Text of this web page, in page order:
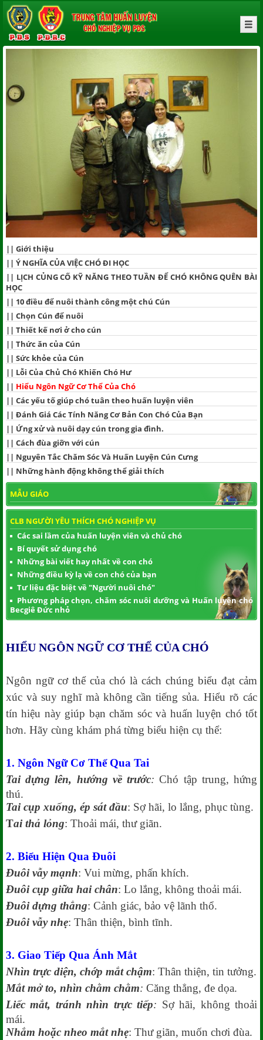
|| Giới thiệu
|| Ý NGHĨA CỦA VIỆC CHÓ ĐI HỌC
|| LỊCH CỦNG CỐ KỸ NĂNG THEO TUẦN ĐỂ CHÓ KHÔNG QUÊN BÀI
HỌC
|| 10 điều để nuôi thành công một chú Cún
|| Chọn Cún để nuôi
|| Thiết kế nơi ở cho cún
|| Thức ăn của Cún
|| Sức khỏe của Cún
|| Lỗi Của Chủ Chó Khiến Chó Hư
|| Hiểu Ngôn Ngữ Cơ Thể Của Chó
|| Các yếu tố giúp chó tuân theo huấn luyện viên
|| Đánh Giá Các Tính Năng Cơ Bản Con Chó Của Bạn
|| Ứng xử và nuôi dạy cún trong gia đình.
|| Cách đùa giỡn với cún
|| Nguyên Tắc Chăm Sóc Và Huấn Luyện Cún Cưng
|| Những hành động không thể giải thích
MẪU GIÁO
CLB NGƯỜI YÊU THÍCH CHÓ NGHIỆP VỤ
Các sai lầm của huấn luyện viên và chủ chó
Bí quyết sử dụng chó
Những bài viết hay nhất về con chó
Những điều kỳ lạ về con chó của bạn
Tư liệu đặc biệt về "Người nuôi chó"
Phương pháp chọn, chăm sóc nuôi dưỡng và Huấn luyện chó
Becgiê Đức nhỏ
HIỂU NGÔN NGỮ CƠ THỂ CỦA CHÓ
Ngôn ngữ cơ thể của chó là cách chúng biểu đạt cảm
xúc và suy nghĩ mà không cần tiếng sủa. Hiểu rõ các
tín hiệu này giúp bạn chăm sóc và huấn luyện chó tốt
hơn. Hãy cùng khám phá từng biểu hiện cụ thể:
1. Ngôn Ngữ Cơ Thể Qua Tai
Tai dựng lên, hướng về trước: Chó tập trung, hứng
thú.
Tai cụp xuống, ép sát đầu: Sợ hãi, lo lắng, phục tùng.
Tai thả lỏng: Thoải mái, thư giãn.
2. Biểu Hiện Qua Đuôi
Đuôi vẫy mạnh: Vui mừng, phấn khích.
Đuôi cụp giữa hai chân: Lo lắng, không thoải mái.
Đuôi dựng thẳng: Cảnh giác, bảo vệ lãnh thổ.
Đuôi vẫy nhẹ: Thân thiện, bình tĩnh.
3. Giao Tiếp Qua Ánh Mắt
Nhìn trực diện, chớp mắt chậm: Thân thiện, tin tưởng.
Mắt mở to, nhìn chằm chằm: Căng thẳng, đe dọa.
Liếc mắt, tránh nhìn trực tiếp: Sợ hãi, không thoải
mái.
Nhắm hoặc nheo mắt nhẹ: Thư giãn, muốn chơi đùa.